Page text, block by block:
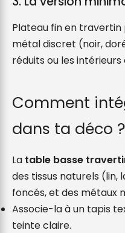
Plateau fin en
métal discret (noir,
réduits ou les intérieurs
Comment
dans ta déco ?
La table basse
des tissus naturels (lin,
foncés, et des métaux
Associe-la à un tapis
teinte claire.